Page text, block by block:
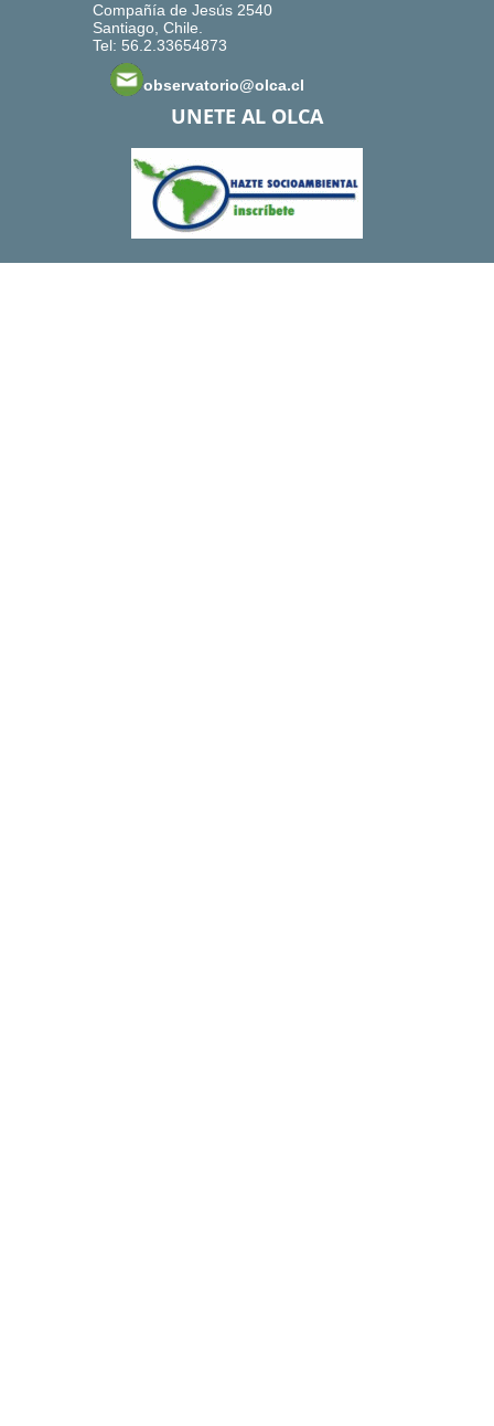
Compañía de Jesús 2540
Santiago, Chile.
Tel: 56.2.33654873
observatorio@olca.cl
UNETE AL OLCA